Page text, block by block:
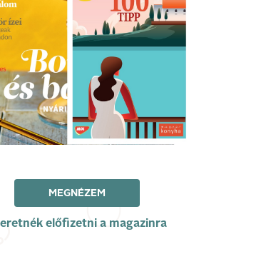
MEGNÉZEM
előfizetni a magazinra